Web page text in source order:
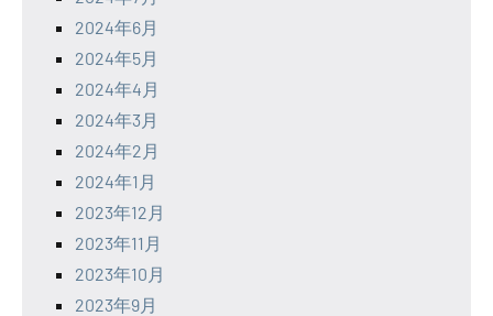
2024年6月
2024年5月
2024年4月
2024年3月
2024年2月
2024年1月
2023年12月
2023年11月
2023年10月
2023年9月